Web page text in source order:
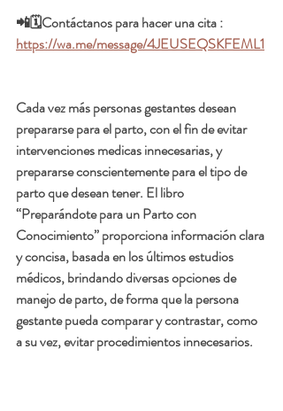
📲🗓️Contáctanos para hacer una cita :
https://wa.me/message/4JEUSEQSKFEML1
Cada vez más personas gestantes desean
prepararse para el parto, con el fin de evitar
intervenciones medicas innecesarias, y
prepararse conscientemente para el tipo de
parto que desean tener. El libro
“Preparándote para un Parto con
Conocimiento” proporciona información clara
y concisa, basada en los últimos estudios
médicos, brindando diversas opciones de
manejo de parto, de forma que la persona
gestante pueda comparar y contrastar, como
a su vez, evitar procedimientos innecesarios.